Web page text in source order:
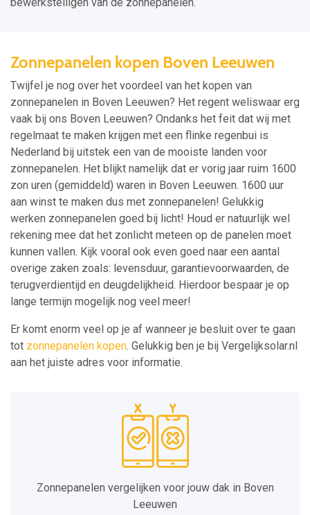
bewerkstelligen van de zonnepanelen.
Zonnepanelen kopen Boven Leeuwen
Twijfel je nog over het voordeel van het kopen van
zonnepanelen in Boven Leeuwen? Het regent weliswaar erg
vaak bij ons Boven Leeuwen? Ondanks het feit dat wij met
regelmaat te maken krijgen met een flinke regenbui is
Nederland bij uitstek een van de mooiste landen voor
zonnepanelen. Het blijkt namelijk dat er vorig jaar ruim 1600
zon uren (gemiddeld) waren in Boven Leeuwen. 1600 uur
aan winst te maken dus met zonnepanelen! Gelukkig
werken zonnepanelen goed bij licht! Houd er natuurlijk wel
rekening mee dat het zonlicht meteen op de panelen moet
kunnen vallen. Kijk vooral ook even goed naar een aantal
overige zaken zoals: levensduur, garantievoorwaarden, de
terugverdientijd en deugdelijkheid. Hierdoor bespaar je op
lange termijn mogelijk nog veel meer!
Er komt enorm veel op je af wanneer je besluit over te gaan
tot zonnepanelen kopen. Gelukkig ben je bij Vergelijksolar.nl
aan het juiste adres voor informatie.
Zonnepanelen vergelijken voor jouw dak in Boven
Leeuwen